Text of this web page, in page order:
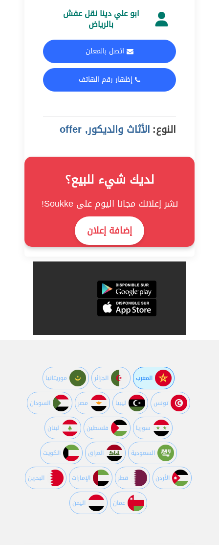
ابو علي دينا نقل عفش
بالرياض
اتصل بالمعلن
إظهار رقم الهاتف
النوع: الأثاث والديكور, offer
لديك شيء للبيع؟
نشر إعلانك مجانا اليوم على Soukke!
إضافة إعلان
المغرب الجزائر موريتانيا
تونس ليبيا مصر السودان
سوريا فلسطين لبنان
السعودية العراق الكويت
اﻷردن قطر اﻹمارات البحرين
عمان اليمن